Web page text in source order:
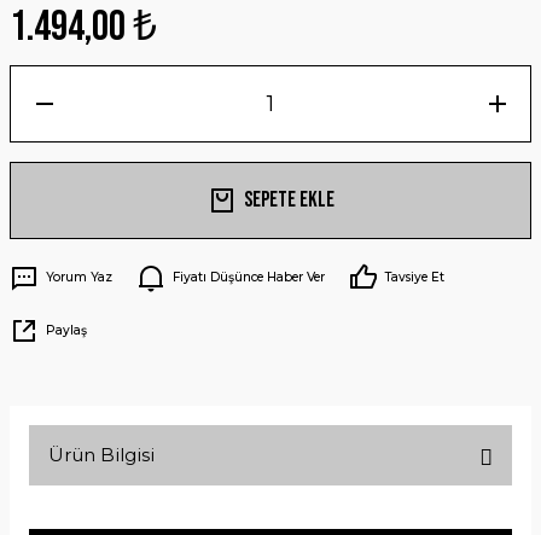
1.494,00 ₺
Sepete Ekle
Yorum Yaz Fiyatı Düşünce Haber Ver Tavsiye Et
Paylaş
Ürün Bilgisi